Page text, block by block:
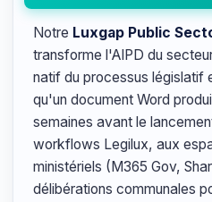
Notre Luxgap Public
transforme l'AIPD du
natif du processus législatif
qu'un document Word
semaines avant le
workflows Legilux, aux
ministériels (M365 Gov,
délibérations communales